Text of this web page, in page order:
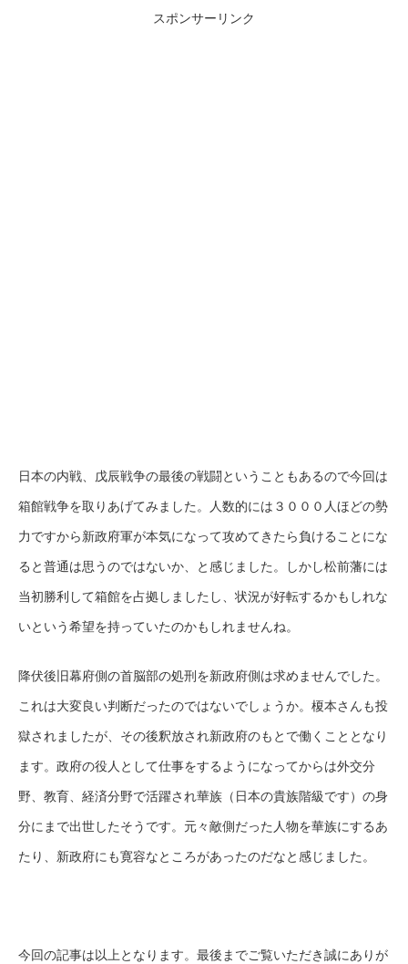
スポンサーリンク
日本の内戦、戊辰戦争の最後の戦闘ということもあるので今回は
箱館戦争を取りあげてみました。人数的には３０００人ほどの勢
力ですから新政府軍が本気になって攻めてきたら負けることにな
ると普通は思うのではないか、と感じました。しかし松前藩には
当初勝利して箱館を占拠しましたし、状況が好転するかもしれな
いという希望を持っていたのかもしれませんね。
降伏後旧幕府側の首脳部の処刑を新政府側は求めませんでした。
これは大変良い判断だったのではないでしょうか。榎本さんも投
獄されましたが、その後釈放され新政府のもとで働くこととなり
ます。政府の役人として仕事をするようになってからは外交分
野、教育、経済分野で活躍され華族（日本の貴族階級です）の身
分にまで出世したそうです。元々敵側だった人物を華族にするあ
たり、新政府にも寛容なところがあったのだなと感じました。
今回の記事は以上となります。最後までご覧いただき誠にありが